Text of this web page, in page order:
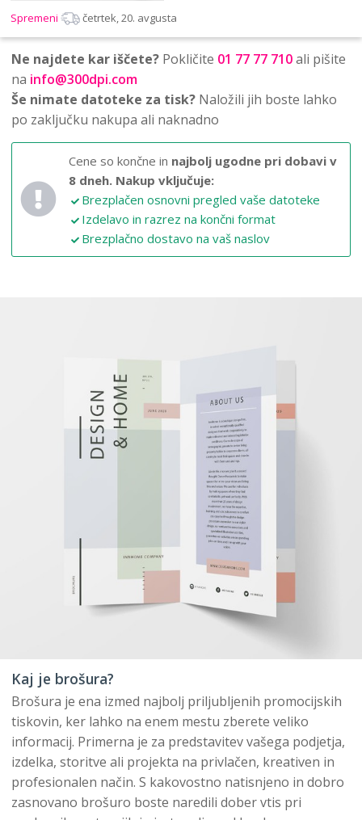
Spremeni četrtek, 20. avgusta
Ne najdete kar iščete? Pokličite 01 77 77 710ali pišite
na info@300dpi.com
Še nimate datoteke za tisk? Naložili jih boste lahko
po zaključku nakupa ali naknadno
Cene so končne in najbolj ugodne pri dobavi v
8 dneh. Nakup vključuje:
Brezplačen osnovni pregled vaše datoteke
Izdelavo in razrez na končni format
Brezplačno dostavo na vaš naslov
Kaj je brošura?
Brošura je ena izmed najbolj priljubljenih promocijskih
tiskovin, ker lahko na enem mestu zberete veliko
informacij. Primerna je za predstavitev vašega podjetja,
izdelka, storitve ali projekta na privlačen, kreativen in
profesionalen način. S kakovostno natisnjeno in dobro
zasnovano brošuro boste naredili dober vtis pri